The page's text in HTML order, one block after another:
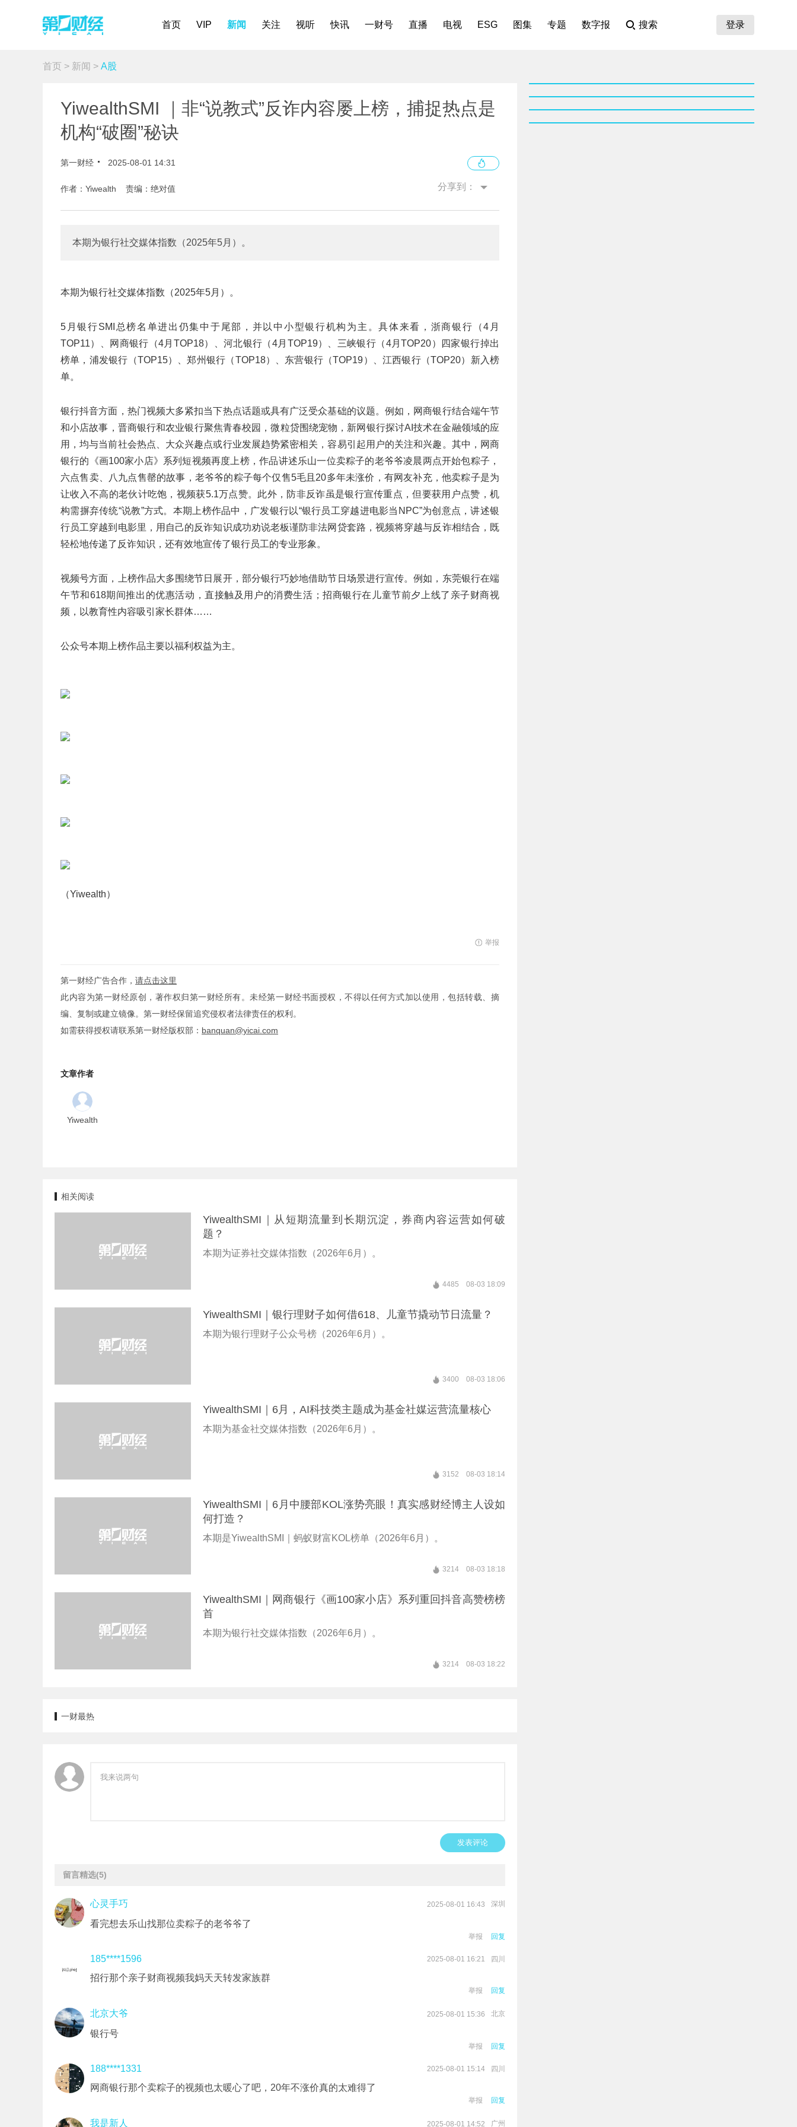
首页 VIP 新闻 关注 视听 快讯 一财号 直播 电视 ESG 图集 专题 数字报 搜索 登录
首页 > 新闻 > A股
YiwealthSMI ｜非“说教式”反诈内容屡上榜，捕捉热点是
机构“破圈”秘诀
第一财经 2025-08-01 14:31
作者：Yiwealth 责编：绝对值 分享到：
本期为银行社交媒体指数（2025年5月）。
本期为银行社交媒体指数（2025年5月）。
5月银行SMI总榜名单进出仍集中于尾部，并以中小型银行机构为主。具体来看，浙商银行（4月
TOP11）、网商银行（4月TOP18）、河北银行（4月TOP19）、三峡银行（4月TOP20）四家银行掉出
榜单，浦发银行（TOP15）、郑州银行（TOP18）、东营银行（TOP19）、江西银行（TOP20）新入榜
单。
银行抖音方面，热门视频大多紧扣当下热点话题或具有广泛受众基础的议题。例如，网商银行结合端午节
和小店故事，晋商银行和农业银行聚焦青春校园，微粒贷围绕宠物，新网银行探讨AI技术在金融领域的应
用，均与当前社会热点、大众兴趣点或行业发展趋势紧密相关，容易引起用户的关注和兴趣。其中，网商
银行的《画100家小店》系列短视频再度上榜，作品讲述乐山一位卖粽子的老爷爷凌晨两点开始包粽子，
六点售卖、八九点售罄的故事，老爷爷的粽子每个仅售5毛且20多年未涨价，有网友补充，他卖粽子是为
让收入不高的老伙计吃饱，视频获5.1万点赞。此外，防非反诈虽是银行宣传重点，但要获用户点赞，机
构需摒弃传统“说教”方式。本期上榜作品中，广发银行以“银行员工穿越进电影当NPC”为创意点，讲述银
行员工穿越到电影里，用自己的反诈知识成功劝说老板谨防非法网贷套路，视频将穿越与反诈相结合，既
轻松地传递了反诈知识，还有效地宣传了银行员工的专业形象。
视频号方面，上榜作品大多围绕节日展开，部分银行巧妙地借助节日场景进行宣传。例如，东莞银行在端
午节和618期间推出的优惠活动，直接触及用户的消费生活；招商银行在儿童节前夕上线了亲子财商视
频，以教育性内容吸引家长群体……
公众号本期上榜作品主要以福利权益为主。
（Yiwealth）
举报
第一财经广告合作， 请点击这里
此内容为第一财经原创，著作权归第一财经所有。未经第一财经书面授权，不得以任何方式加以使用，包括转载、摘
编、复制或建立镜像。第一财经保留追究侵权者法律责任的权利。
如需获得授权请联系第一财经版权部： banquan@yicai.com
文章作者
Yiwealth
相关阅读
YiwealthSMI｜从短期流量到长期沉淀，券商内容运营如何破
题？
本期为证券社交媒体指数（2026年6月）。
4485 08-03 18:09
YiwealthSMI｜银行理财子如何借618、儿童节撬动节日流量？
本期为银行理财子公众号榜（2026年6月）。
3400 08-03 18:06
YiwealthSMI｜6月，AI科技类主题成为基金社媒运营流量核心
本期为基金社交媒体指数（2026年6月）。
3152 08-03 18:14
YiwealthSMI｜6月中腰部KOL涨势亮眼！真实感财经博主人设如
何打造？
本期是YiwealthSMI｜蚂蚁财富KOL榜单（2026年6月）。
3214 08-03 18:18
YiwealthSMI｜网商银行《画100家小店》系列重回抖音高赞榜榜
首
本期为银行社交媒体指数（2026年6月）。
3214 08-03 18:22
一财最热
发表评论
留言精选(5)
心灵手巧 2025-08-01 16:43 深圳
看完想去乐山找那位卖粽子的老爷爷了
举报 回复
185****1596 2025-08-01 16:21 四川
招行那个亲子财商视频我妈天天转发家族群
举报 回复
北京大爷 2025-08-01 15:36 北京
银行号
举报 回复
188****1331 2025-08-01 15:14 四川
网商银行那个卖粽子的视频也太暖心了吧，20年不涨价真的太难得了
举报 回复
我是新人 2025-08-01 14:52 广州